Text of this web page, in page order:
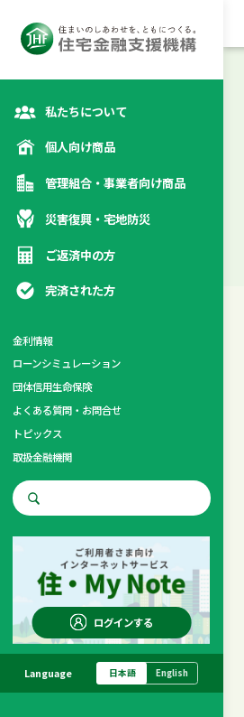
私たちについて
カテゴリトップ
調査・研究
個人向け商品
カテゴリトップ
管理組合・事業者向け商品
商品 カテゴリトップ
災害復興・宅地防災
カテゴリトップ
ご返済中の方
完済された方
金利情報
ローンシミュレーション
団体信用生命保険
よくある質問・お問合せ
トピックス
取扱金融機関
ログインする
Language English
日本語